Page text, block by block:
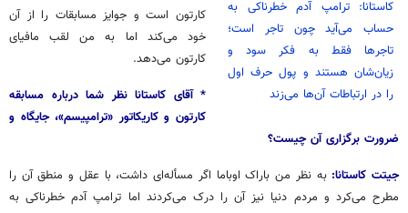
کاستانا: ترامپ آدم خطرناکی به
حساب می‌آید چون تاجر است؛
تاجرها فقط به فکر سود و
زیان‌شان هستند و پول حرف اول
را در ارتباطات آن‌ها می‌زند
کارتون است و جوایز مسابقات را از آن
خود می‌کند اما به من لقب مافیای
کارتون می‌دهد.
* آقای کاستانا نظر شما درباره مسابقه
کارتون و کاریکاتور «ترامپیسم»، جایگاه و
ضرورت برگزاری آن چیست؟
جیتت کاستانا: به نظر من باراک اوباما اگر مسأله‌ای داشت، با عقل و منطق آن را
مطرح می‌کرد و مردم دنیا نیز آن را درک می‌کردند اما ترامپ آدم خطرناکی به